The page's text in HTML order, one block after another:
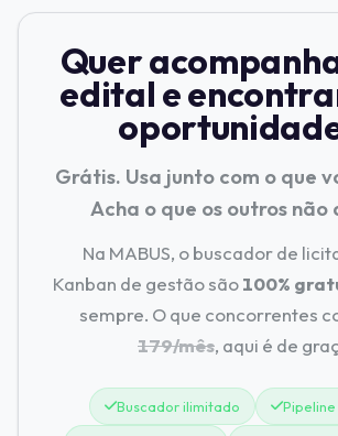
Quer
edital e
Grátis. Usa junto com o que
Acha o que os outros não
Na MABUS, o buscador de
Kanban de gestão são100%
sempre. O que concorrentes
179/mês, aqui é de
Buscador ilimitado Pipeline